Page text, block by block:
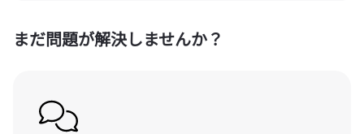
まだ問題が解決しませんか？